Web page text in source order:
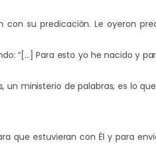
con su predicación. Le oyeron
“[…] Para esto yo he nacido y
un ministerio de palabras, es lo
que estuvieran con Él y para